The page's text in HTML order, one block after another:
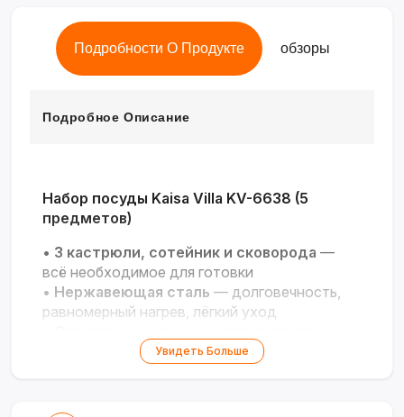
Подробности О Продукте обзоры
Подробное Описание
Набор посуды Kaisa Villa KV-6638 (5
предметов)
• 3 кастрюли, сотейник и сковорода —
всё необходимое для готовки
• Нержавеющая сталь — долговечность,
равномерный нагрев, лёгкий уход
контроль процесса и удобный слив
•Комплект кухонных аксессуаров
Увидеть Больше